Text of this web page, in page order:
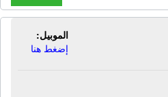
الموبيل:
إضغط هنا